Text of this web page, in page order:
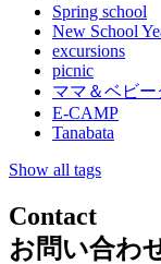
Spring school
New School
excursions
picnic
ママ＆ベビー
E-CAMP
Tanabata
Show all tags
Contact
お問い合わ